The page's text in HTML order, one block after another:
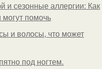
и сезонные аллергии: Как
могут помочь
и волосы, что может
под ногтем.